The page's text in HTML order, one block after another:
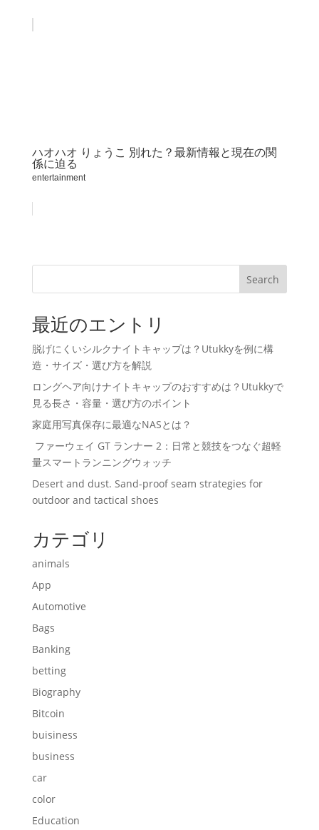
ハオハオ りょうこ 別れた？最新情報と現在の関
係に迫る
entertainment
Search
最近のエントリ
脱げにくいシルクナイトキャップは？Utukkyを例に構
造・サイズ・選び方を解説
ロングヘア向けナイトキャップのおすすめは？Utukkyで
見る長さ・容量・選び方のポイント
家庭用写真保存に最適なNASとは？
ファーウェイ GT ランナー 2：日常と競技をつなぐ超軽
量スマートランニングウォッチ
Desert and dust. Sand-proof seam strategies for
outdoor and tactical shoes
カテゴリ
animals
App
Automotive
Bags
Banking
betting
Biography
Bitcoin
buisiness
business
car
color
Education